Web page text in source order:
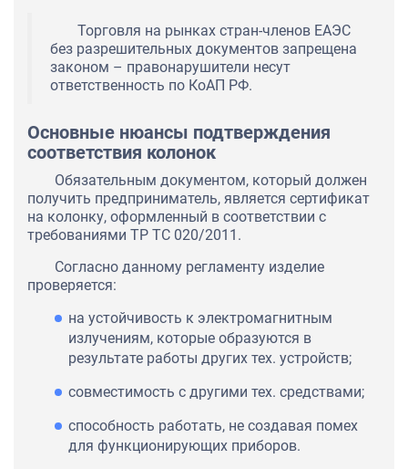
Торговля на рынках стран-членов ЕАЭС
без разрешительных документов запрещена
законом – правонарушители несут
ответственность по КоАП РФ.
Основные нюансы подтверждения
соответствия колонок
Обязательным документом, который должен
получить предприниматель, является сертификат
на колонку, оформленный в соответствии с
требованиями ТР ТС 020/2011.
Согласно данному регламенту изделие
проверяется:
на устойчивость к электромагнитным
излучениям, которые образуются в
результате работы других тех. устройств;
совместимость с другими тех. средствами;
способность работать, не создавая помех
для функционирующих приборов.